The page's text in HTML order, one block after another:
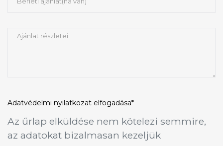
Adatvédelmi nyilatkozat elfogadása*
Az űrlap elküldése nem kötelezi semmire,
az adatokat bizalmasan kezeljük